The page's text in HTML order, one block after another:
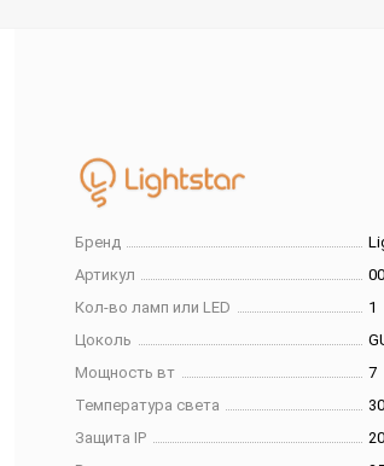
Бренд
Артикул
Кол-во ламп или LED
1
Цоколь
Мощность вт
7
Температура света
Защита IP